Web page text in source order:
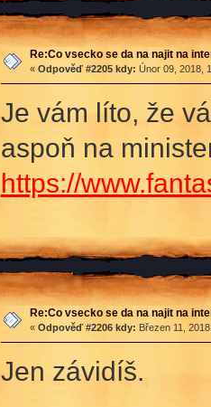
Re:Co vsecko se da na najit na
« Odpověď #2205 kdy: Únor 09, 2018,
Je vám líto, že
aspoň na
https://
Re:Co vsecko se da na najit na
« Odpověď #2206 kdy: Březen 11,
Jen závidíš.